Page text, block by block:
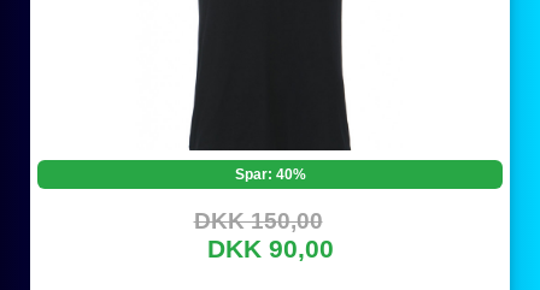
Spar: 40%
DKK 150,00
DKK 90,00